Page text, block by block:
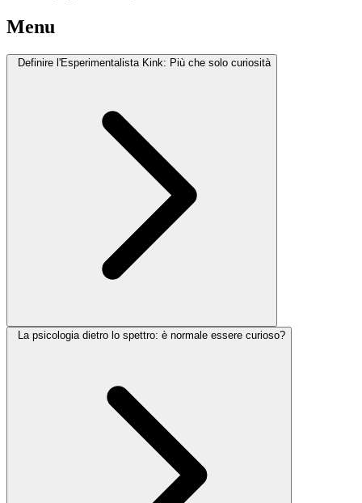
Menu
Definire l'Esperimentalista Kink: Più che solo curiosità
La psicologia dietro lo spettro: è normale essere curioso?